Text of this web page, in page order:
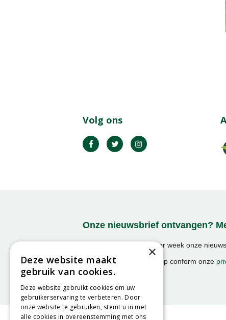
Volg ons
Onze nieuwsbrief ontvangen?
Ontvang ongeveer 1x per week onze
We slaan uw gegevens op conform onze
×
Deze website maakt
gebruik van cookies.
Deze website gebruikt cookies om uw
gebruikerservaring te verbeteren. Door
onze website te gebruiken, stemt u in met
alle cookies in overeenstemming met ons